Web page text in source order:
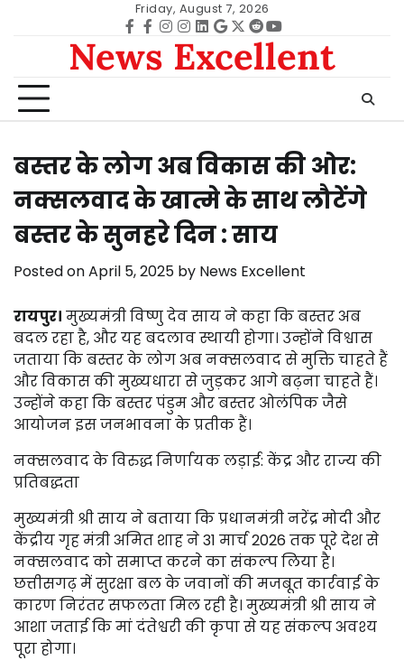
Friday, August 7, 2026
Facebook
facebook
Instagram
instagram
Linkedin
google
Twitter
redditYoutube
News Excellent
बस्तर के लोग अब विकास की ओर:
नक्सलवाद के खात्मे के साथ लौटेंगे
बस्तर के सुनहरे दिन : साय
Posted onApril 5, 2025 by News Excellent
रायपुर। मुख्यमंत्री विष्णु देव साय ने कहा कि बस्तर अब
बदल रहा है, और यह बदलाव स्थायी होगा। उन्होंने विश्वास
जताया कि बस्तर के लोग अब नक्सलवाद से मुक्ति चाहते हैं
और विकास की मुख्यधारा से जुड़कर आगे बढ़ना चाहते हैं।
उन्होंने कहा कि बस्तर पंडुम और बस्तर ओलंपिक जैसे
आयोजन इस जनभावना के प्रतीक हैं।
नक्सलवाद के विरुद्ध निर्णायक लड़ाई: केंद्र और राज्य की
प्रतिबद्धता
मुख्यमंत्री श्री साय ने बताया कि प्रधानमंत्री नरेंद्र मोदी और
केंद्रीय गृह मंत्री अमित शाह ने 31 मार्च 2026 तक पूरे देश से
नक्सलवाद को समाप्त करने का संकल्प लिया है।
छत्तीसगढ़ में सुरक्षा बल के जवानों की मजबूत कार्रवाई के
कारण निरंतर सफलता मिल रही है। मुख्यमंत्री श्री साय ने
आशा जताई कि मां दंतेश्वरी की कृपा से यह संकल्प अवश्य
पूरा होगा।